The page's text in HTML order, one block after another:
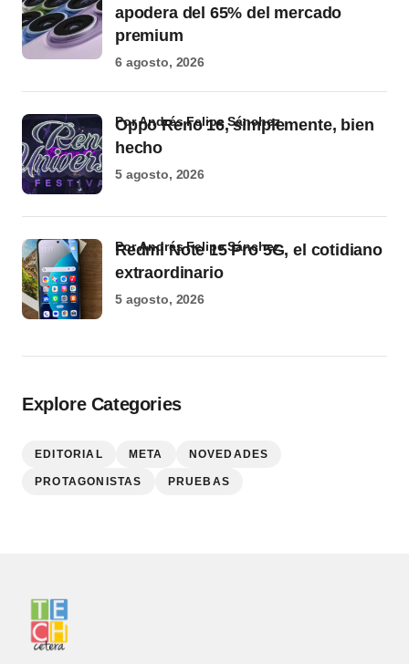
apodera del 65% del mercado
premium
6 agosto, 2026
Oppo Reno 16, simplemente, bien
hecho
por Andrés Felipe Sánchez
5 agosto, 2026
Redmi Note 15 Pro 5G, el cotidiano
extraordinario
por Andrés Felipe Sánchez
5 agosto, 2026
Explore Categories
EDITORIAL META NOVEDADES
PROTAGONISTAS PRUEBAS